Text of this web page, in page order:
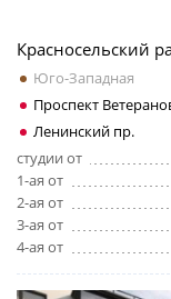
Красносельский
Юго-Западная
Проспект
Ленинский пр.
студии от
1-ая от
2-ая от
3-ая от
4-ая от